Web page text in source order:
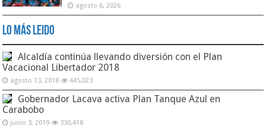
agosto 6, 2026
Lo Más Leido
Alcaldía continúa llevando diversión con el Plan
Vacacional Libertador 2018
agosto 13, 2018 445,023
Gobernador Lacava activa Plan Tanque Azul en
Carabobo
junio 3, 2019 330,418